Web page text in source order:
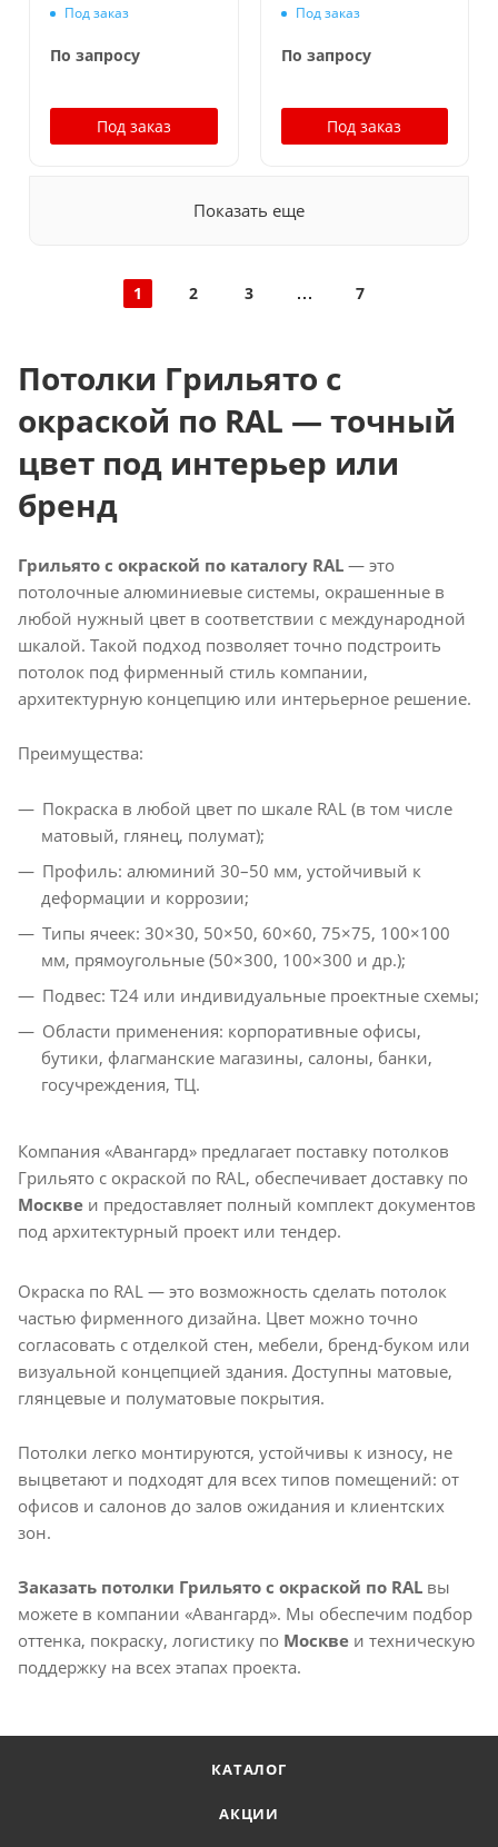
ширина 10 мм,
Под заказ
По запросу
Под заказ
ширина 10 мм,
Под заказ
По запросу
Под заказ
Показать еще
1 2 3 7
Потолки Грильято с
окраской по RAL — точный
цвет под интерьер или
бренд
Грильято с окраской по каталогу RAL — это
потолочные алюминиевые системы, окрашенные в
любой нужный цвет в соответствии с международной
шкалой. Такой подход позволяет точно подстроить
потолок под фирменный стиль компании,
архитектурную концепцию или интерьерное решение.
Преимущества:
Покраска в любой цвет по шкале RAL (в том числе
матовый, глянец, полумат);
Профиль: алюминий 30–50 мм, устойчивый к
деформации и коррозии;
Типы ячеек: 30×30, 50×50, 60×60, 75×75, 100×100
мм, прямоугольные (50×300, 100×300 и др.);
Подвес: T24 или индивидуальные проектные схемы;
Области применения: корпоративные офисы,
бутики, флагманские магазины, салоны, банки,
госучреждения, ТЦ.
Компания «Авангард» предлагает поставку потолков
Грильято с окраской по RAL, обеспечивает доставку по
Москве и предоставляет полный комплект документов
под архитектурный проект или тендер.
Окраска по RAL — это возможность сделать потолок
частью фирменного дизайна. Цвет можно точно
согласовать с отделкой стен, мебели, бренд-буком или
визуальной концепцией здания. Доступны матовые,
глянцевые и полуматовые покрытия.
Потолки легко монтируются, устойчивы к износу, не
выцветают и подходят для всех типов помещений: от
офисов и салонов до залов ожидания и клиентских
зон.
Заказать потолки Грильято с окраской по RAL вы
можете в компании «Авангард». Мы обеспечим подбор
оттенка, покраску, логистику по Москве и техническую
поддержку на всех этапах проекта.
КАТАЛОГ
АКЦИИ